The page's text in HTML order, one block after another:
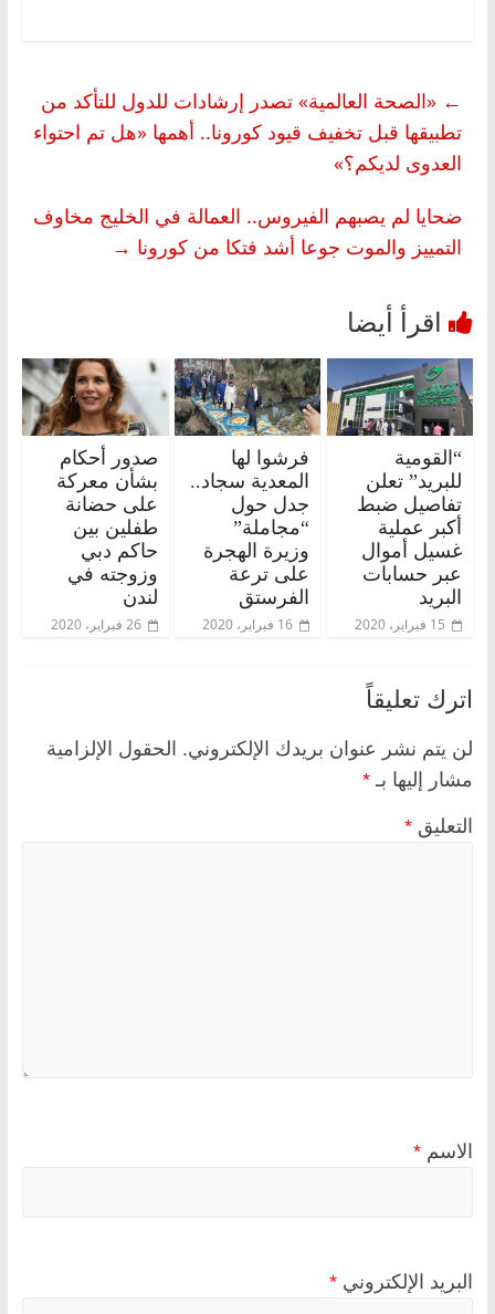
← «الصحة العالمية» تصدر إرشادات للدول للتأكد من
تطبيقها قبل تخفيف قيود كورونا.. أهمها «هل تم احتواء
العدوى لديكم؟»
ضحايا لم يصبهم الفيروس.. العمالة في الخليج مخاوف
التمييز والموت جوعا أشد فتكا من كورونا →
“القومية
للبريد” تعلن
تفاصيل ضبط
أكبر عملية
غسيل أموال
عبر حسابات
البريد
15 فبراير، 2020
فرشوا لها
المعدية سجاد..
جدل حول
“مجاملة”
وزيرة الهجرة
على ترعة
الفرستق
16 فبراير، 2020
صدور أحكام
بشأن معركة
على حضانة
طفلين بين
حاكم دبي
وزوجته في
لندن
26 فبراير، 2020
اترك تعليقاً
لن يتم نشر عنوان بريدك الإلكتروني. الحقول الإلزامية
مشار إليها بـ *
التعليق *
الاسم *
البريد الإلكتروني *